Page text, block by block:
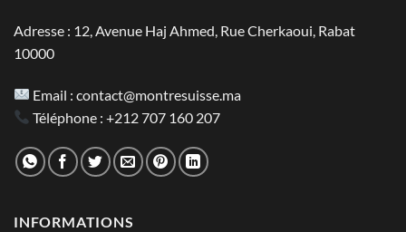
Adresse : 12, Avenue Haj Ahmed, Rue Cherkaoui, Rabat
10000
Email :contact@montresuisse.ma
Téléphone :+212 707 160 207
INFORMATIONS